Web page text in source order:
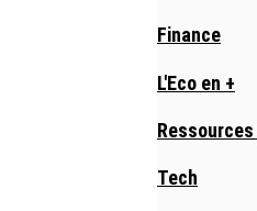
Finance
L'Eco en +
Tech